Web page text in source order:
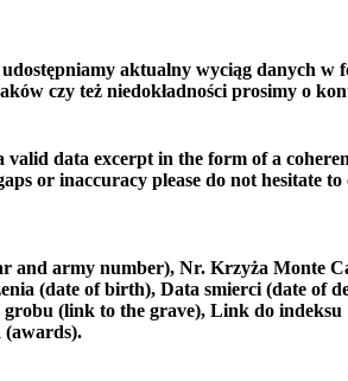
aktualny wyciąg danych w
czy też niedokładności prosimy o
data excerpt in the form of a
or inaccuracy please do not hesitate to
and army number), Nr. Krzyża Monte
(date of birth), Data smierci (date of
grobu (link to the grave), Link do indeksu
(awards).